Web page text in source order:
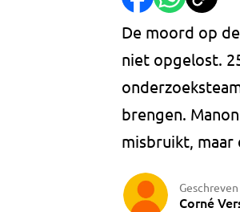
De moord op
niet opgelost.
brengen.
misbruikt,
Corné